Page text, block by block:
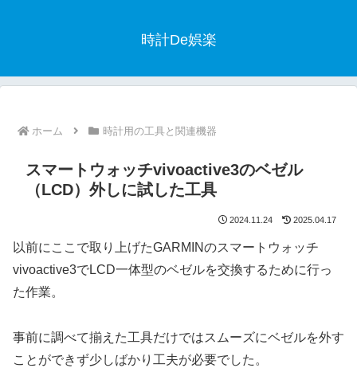
時計De娯楽
ホーム 時計用の工具と関連機器
スマートウォッチvivoactive3のベゼル
（LCD）外しに試した工具
2024.11.24 2025.04.17
以前にここで取り上げたGARMINのスマートウォッチ
vivoactive3でLCD一体型のベゼルを交換するために行っ
た作業。
事前に調べて揃えた工具だけではスムーズにベゼルを外す
ことができず少しばかり工夫が必要でした。